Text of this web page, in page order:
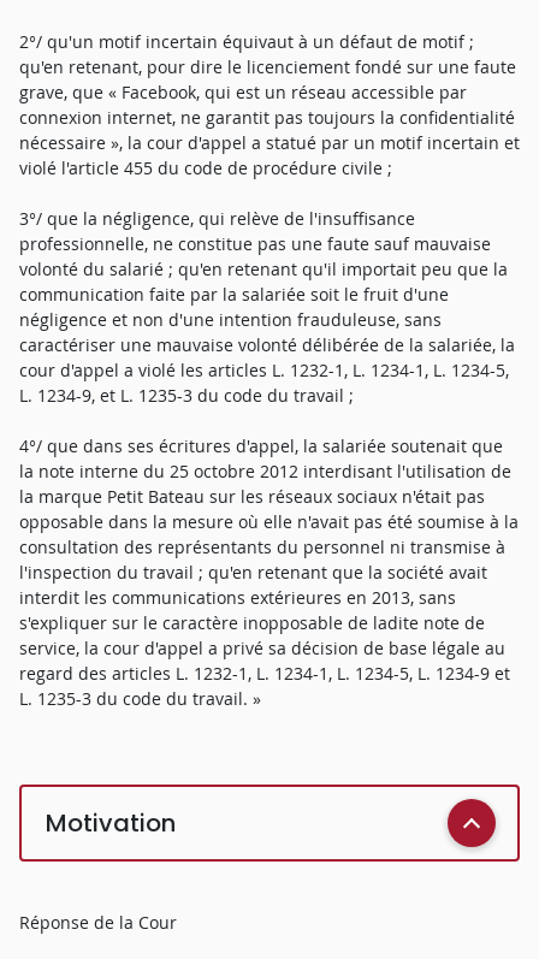
2°/ qu'un motif incertain équivaut à un défaut de motif ;
qu'en retenant, pour dire le licenciement fondé sur une faute
grave, que « Facebook, qui est un réseau accessible par
connexion internet, ne garantit pas toujours la confidentialité
nécessaire », la cour d'appel a statué par un motif incertain et
violé l'article 455 du code de procédure civile ;
3°/ que la négligence, qui relève de l'insuffisance
professionnelle, ne constitue pas une faute sauf mauvaise
volonté du salarié ; qu'en retenant qu'il importait peu que la
communication faite par la salariée soit le fruit d'une
négligence et non d'une intention frauduleuse, sans
caractériser une mauvaise volonté délibérée de la salariée, la
cour d'appel a violé les articles L. 1232-1, L. 1234-1, L. 1234-5,
L. 1234-9, et L. 1235-3 du code du travail ;
4°/ que dans ses écritures d'appel, la salariée soutenait que
la note interne du 25 octobre 2012 interdisant l'utilisation de
la marque Petit Bateau sur les réseaux sociaux n'était pas
opposable dans la mesure où elle n'avait pas été soumise à la
consultation des représentants du personnel ni transmise à
l'inspection du travail ; qu'en retenant que la société avait
interdit les communications extérieures en 2013, sans
s'expliquer sur le caractère inopposable de ladite note de
service, la cour d'appel a privé sa décision de base légale au
regard des articles L. 1232-1, L. 1234-1, L. 1234-5, L. 1234-9 et
L. 1235-3 du code du travail. »
Motivation
Réponse de la Cour